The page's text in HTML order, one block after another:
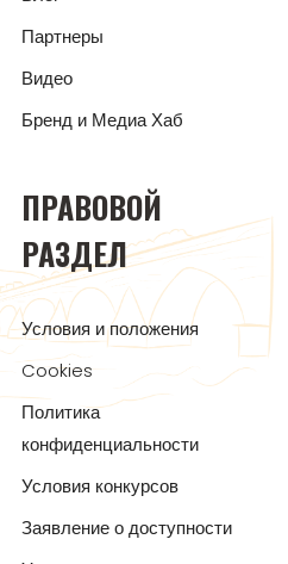
Партнеры
Видео
Бренд и Медиа Хаб
ПРАВОВОЙ
РАЗДЕЛ
Условия и положения
Cookies
Политика
конфиденциальности
Условия конкурсов
Заявление о доступности